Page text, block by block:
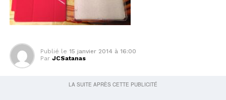
Publié le 15 janvier 2014 à 16:00
Par JCSatanas